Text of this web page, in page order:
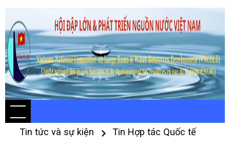
Tin tức và sự kiện Tin Hợp tác Quốc tế